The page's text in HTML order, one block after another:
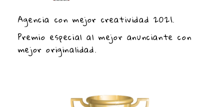
Agencia con mejor creatividad 2021.
Premio especial al mejor anunciante con
mejor originalidad.